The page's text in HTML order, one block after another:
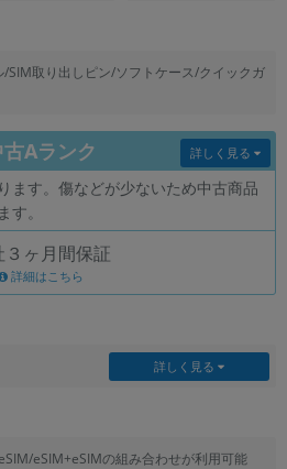
SIM取り出しピン/ソフトケース/クイックガ
古Aランク
ます。傷などが少ないため中古商品
。
詳しく見る
３ヶ月間保証
詳細はこちら
詳しく見る
eSIM+eSIMの組み合わせが利用可能